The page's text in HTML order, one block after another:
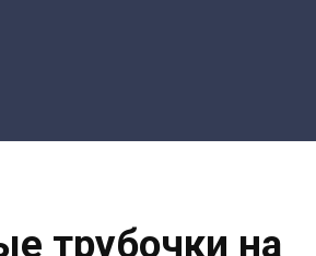
трубочки на